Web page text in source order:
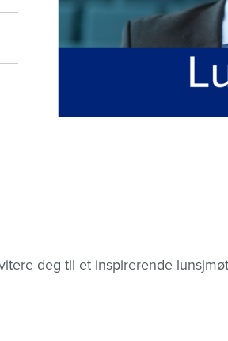
deg til et inspirerende